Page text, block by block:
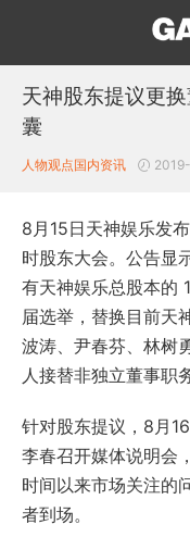
天神股东提议更
囊
人物观点国内资讯
8月15日天神娱乐发
时股东大会。公告显
有天神娱乐总股本的
届选举，替换目前天
波涛、尹春芬、林树
人接替非独立董事职务
针对股东提议，8月
李春召开媒体说明会
时间以来市场关注的
者到场。